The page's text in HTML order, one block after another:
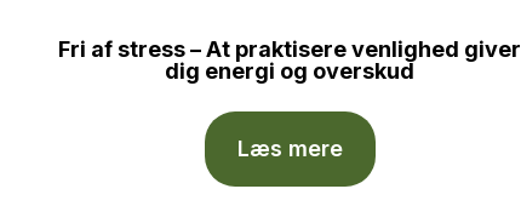
Fri af stress – At praktisere venlighed giver
dig energi og overskud
Læs mere